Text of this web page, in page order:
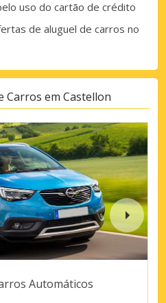
uso do cartão de crédito
de aluguel de carros no
Carros em Castellon
Automáticos